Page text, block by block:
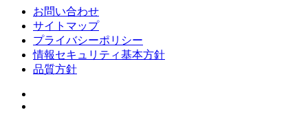
お問い合わせ
サイトマップ
プライバシーポリシー
情報セキュリティ基本方針
品質方針